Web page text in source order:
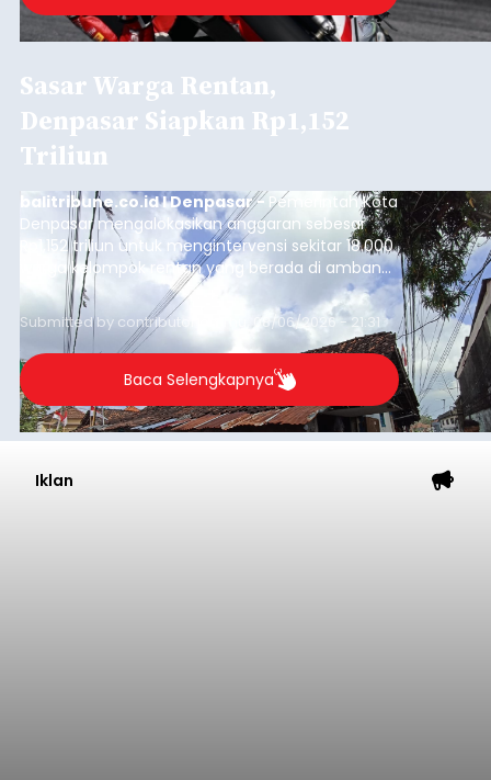
Sasar Warga Rentan,
Denpasar Siapkan Rp1,152
Triliun
balitribune.co.id I Denpasar - Pemerintah Kota
Denpasar mengalokasikan anggaran sebesar
Rp1,152 triliun untuk mengintervensi sekitar 18.000
warga kelompok rentan yang berada di ambang
garis kemiskinan. Langkah strategis ini diambil
guna menjaga masyarakat yang berada pada
kelompok desil 5 dan 6 tersebut agar tidak
merosot ke kategori miskin.
Submitted by contributor Thu, 08/06/2026 - 21:31
Baca Selengkapnya
Iklan